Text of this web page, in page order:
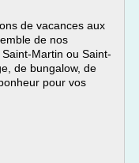
de vacances aux
de nos
Martin ou Saint-
de bungalow, de
pour vos